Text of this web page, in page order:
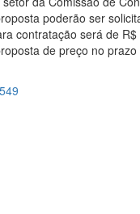
poderão ser
contratação será de
de preço no